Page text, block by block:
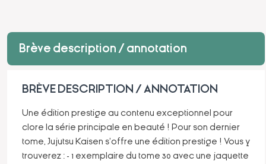
Brève description / annotation
BRÈVE DESCRIPTION / ANNOTATION
Une édition prestige au contenu exceptionnel pour
clore la série principale en beauté ! Pour son dernier
tome, Jujutsu Kaisen s'offre une édition prestige ! Vous y
trouverez : - 1 exemplaire du tome 30 avec une jaquette